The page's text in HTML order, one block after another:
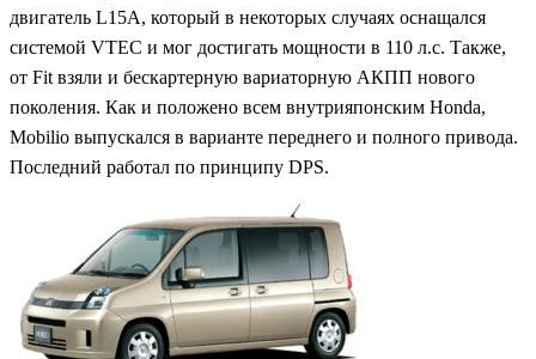
двигатель L15A, который в некоторых случаях оснащался
системой VTEC и мог достигать мощности в 110 л.с. Также,
от Fit взяли и бескартерную вариаторную АКПП нового
поколения. Как и положено всем внутрияпонским Honda,
Mobilio выпускался в варианте переднего и полного привода.
Последний работал по принципу DPS.